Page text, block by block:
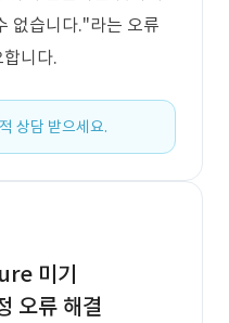
없습니다."라는 오류
니다.
상담 받으세요.
미기
오류 해결